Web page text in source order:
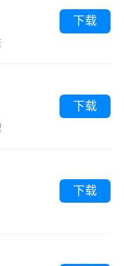
下载
下载
下载